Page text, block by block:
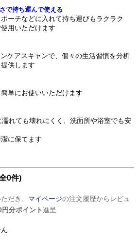
で持ち運んで使える
ーチなどに入れて持ち運びもラクラク
用いただけます
ケアスキャンで、個々の生活習慣を分析
供します
単にお使いいただけます
れても壊れにくく、洗面所や浴室でも安
に保てます
0件)
だき、 マイページの注文履歴からレビュ
円分ポイント進呈